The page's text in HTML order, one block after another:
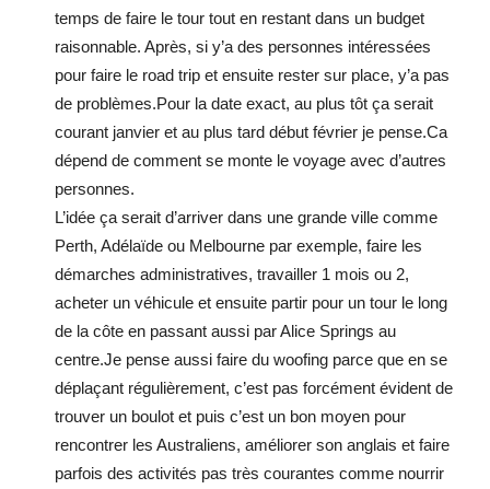
temps de faire le tour tout en restant dans un budget
raisonnable. Après, si y’a des personnes intéressées
pour faire le road trip et ensuite rester sur place, y’a pas
de problèmes.Pour la date exact, au plus tôt ça serait
courant janvier et au plus tard début février je pense.Ca
dépend de comment se monte le voyage avec d’autres
personnes.
L’idée ça serait d’arriver dans une grande ville comme
Perth, Adélaïde ou Melbourne par exemple, faire les
démarches administratives, travailler 1 mois ou 2,
acheter un véhicule et ensuite partir pour un tour le long
de la côte en passant aussi par Alice Springs au
centre.Je pense aussi faire du woofing parce que en se
déplaçant régulièrement, c’est pas forcément évident de
trouver un boulot et puis c’est un bon moyen pour
rencontrer les Australiens, améliorer son anglais et faire
parfois des activités pas très courantes comme nourrir